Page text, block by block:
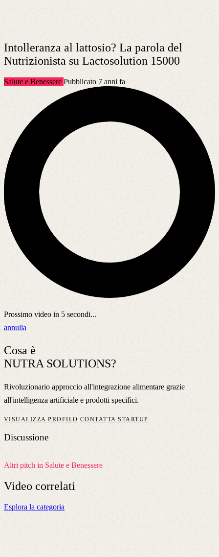
Intolleranza al lattosio? La parola del
Nutrizionista su Lactosolution 15000
Salute e Benessere Pubblicato 7 anni fa
Prossimo video in 5 secondi...
annulla
Cosa è
NUTRA SOLUTIONS?
Rivoluzionario approccio all'integrazione alimentare grazie
all'intelligenza artificiale e prodotti specifici.
VISUALIZZA PROFILO CONTATTA STARTUP
Discussione
Altri pitch in Salute e Benessere
Video correlati
Esplora la categoria